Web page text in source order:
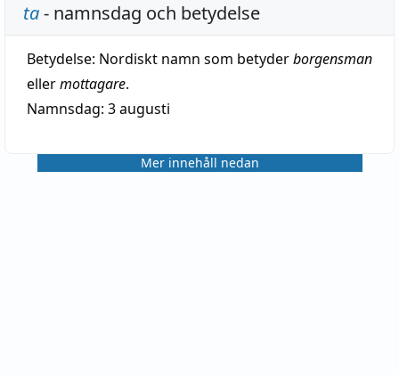
ta- namnsdag och betydelse
Betydelse: Nordiskt namn som betyderborgensman
ellermottagare.
Namnsdag: 3 augusti
Mer innehåll nedan